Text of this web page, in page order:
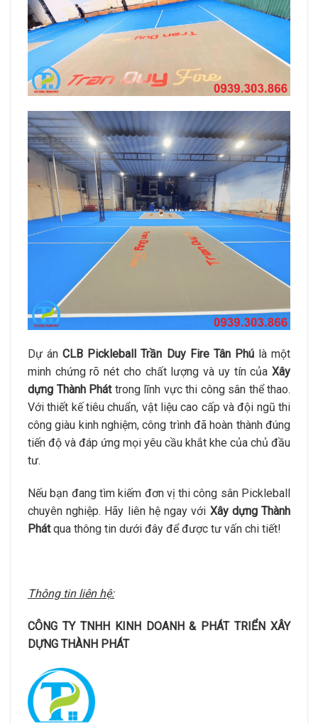
Dự ánCLB Pickleball Trần Duy Fire Tân Phúlà một
minh chứng rõ nét cho chất lượng và uy tín của Xây
dựng Thành Pháttrong lĩnh vực thi công sân thể thao.
Với thiết kế tiêu chuẩn, vật liệu cao cấp và đội ngũ thi
công giàu kinh nghiệm, công trình đã hoàn thành đúng
tiến độ và đáp ứng mọi yêu cầu khắt khe của chủ đầu
tư.
Nếu bạn đang tìm kiếm đơn vị thi công sân Pickleball
chuyên nghiệp. Hãy liên hệ ngay với Xây dựng Thành
Phátqua thông tin dưới đây để được tư vấn chi tiết!
Thông tin liên hệ:
CÔNG TY TNHH KINH DOANH & PHÁT TRIỂN XÂY
DỰNG THÀNH PHÁT